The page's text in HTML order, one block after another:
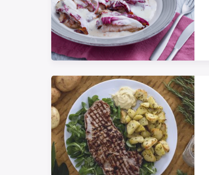
Instagram
YouTube